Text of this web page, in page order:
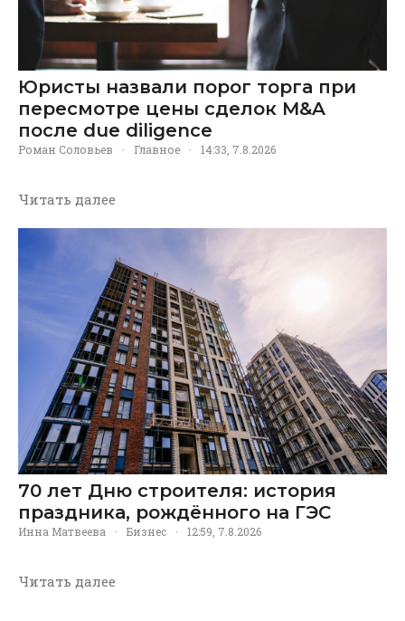
Юристы назвали порог торга при
пересмотре цены сделок M&A
после due diligence
Роман Соловьев · Главное · 14:33, 7.8.2026
Читать далее
70 лет Дню строителя: история
праздника, рождённого на ГЭС
Инна Матвеева · Бизнес · 12:59, 7.8.2026
Читать далее